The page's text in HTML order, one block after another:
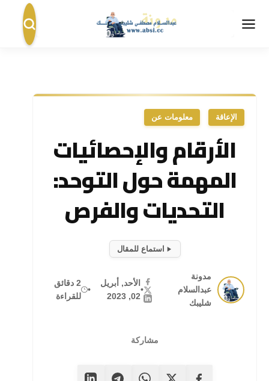
الإعاقة معلومات عن
الأرقام والإحصائيات
المهمة حول التوحد:
التحديات والفرص
استماع للمقال
مدونة
عبدالسلام
شليبك
•
الأحد, أبريل
02, 2023
•
2 دقائق
للقراءة
مشاركة